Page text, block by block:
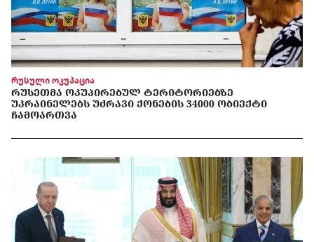
რუსული ოკუპაცია
ᲠᲣᲡᲔᲗᲛᲐ ᲝᲙᲣᲞᲘᲠᲔᲑᲣᲚ ᲢᲔᲠᲘᲢᲝᲠᲘᲔᲑᲖᲔ
ᲣᲙᲠᲐᲘᲜᲔᲚᲔᲑᲡ ᲣᲫᲠᲐᲕᲘ ᲥᲝᲜᲔᲑᲘᲡ 34000 ᲝᲑᲘᲔᲥᲢᲘ
ᲩᲐᲛᲝᲐᲠᲗᲕᲐ